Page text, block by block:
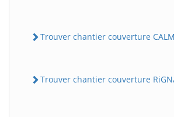
Trouver chantier couverture
Trouver chantier couverture